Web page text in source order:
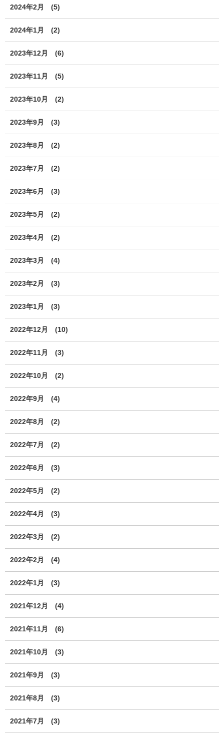
2024年2月 (5)
2024年1月 (2)
2023年12月 (6)
2023年11月 (5)
2023年10月 (2)
2023年9月 (3)
2023年8月 (2)
2023年7月 (2)
2023年6月 (3)
2023年5月 (2)
2023年4月 (2)
2023年3月 (4)
2023年2月 (3)
2023年1月 (3)
2022年12月 (10)
2022年11月 (3)
2022年10月 (2)
2022年9月 (4)
2022年8月 (2)
2022年7月 (2)
2022年6月 (3)
2022年5月 (2)
2022年4月 (3)
2022年3月 (2)
2022年2月 (4)
2022年1月 (3)
2021年12月 (4)
2021年11月 (6)
2021年10月 (3)
2021年9月 (3)
2021年8月 (3)
2021年7月 (3)